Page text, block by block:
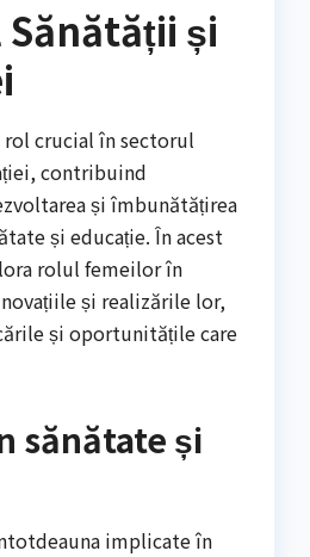
și
crucial în sectorul
contribuind
și îmbunătățirea
și educație. În acest
rolul femeilor în
și realizările lor,
și oportunitățile care
sănătate și
implicate în